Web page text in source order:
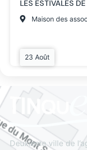
LES ESTIVALES
Maison des
23 Août
Deuxième ville de